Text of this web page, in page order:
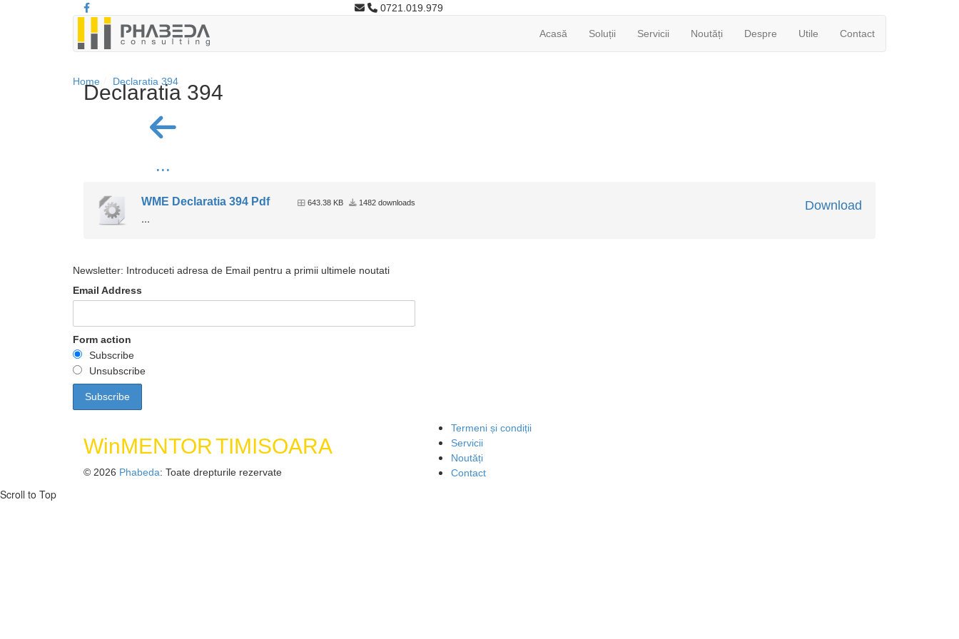
0721.019.979
Acasă Soluții Servicii Noutăți Despre Utile Contact
Declaratia 394
Home Declaratia 394
...
Download
WME Declaratia 394 Pdf 643.38 KB 1482 downloads
...
Newsletter: Introduceti adresa de Email pentru a primii ultimele noutati
Email Address
Form action
Subscribe
Unsubscribe
WinMENTORTIMISOARA
© 2026 Phabeda: Toate drepturile rezervate
Termeni și condiții
Servicii
Noutăți
Contact
Scroll to Top